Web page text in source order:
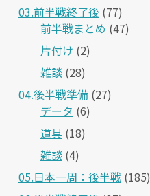
03.前半戦終了後 (77)
前半戦まとめ (47)
片付け (2)
雑談 (28)
04.後半戦準備 (27)
データ (6)
道具 (18)
雑談 (4)
05.日本一周：後半戦 (185)